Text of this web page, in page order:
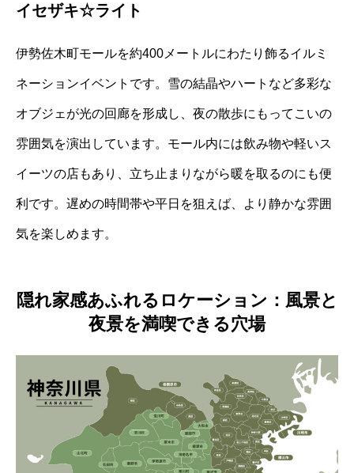
イセザキ☆ライト
伊勢佐木町モールを約400メートルにわたり飾るイルミ
ネーションイベントです。雪の結晶やハートなど多彩な
オブジェが光の回廊を形成し、夜の散歩にもってこいの
雰囲気を演出しています。モール内には飲み物や軽いス
イーツの店もあり、立ち止まりながら暖を取るのにも便
利です。遅めの時間帯や平日を狙えば、より静かな雰囲
気を楽しめます。
隠れ家感あふれるロケーション：風景と
夜景を満喫できる穴場